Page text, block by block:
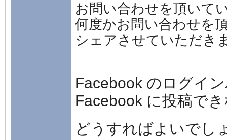
お問い合わせを頂いて
何度かお問い合わせを
シェアさせていただき
Facebook のログイ
Facebook に投稿で
どうすればよいでし